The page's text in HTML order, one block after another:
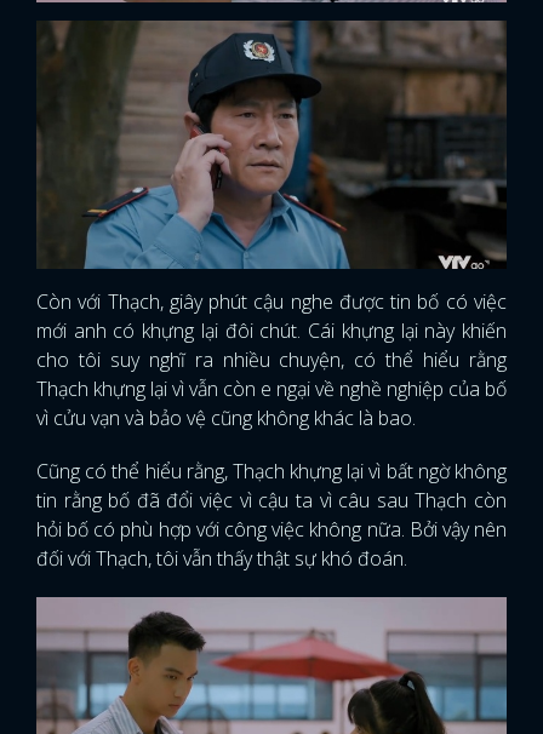
Còn với Thạch, giây phút cậu nghe được tin bố có việc
mới anh có khựng lại đôi chút. Cái khựng lại này khiến
cho tôi suy nghĩ ra nhiều chuyện, có thể hiểu rằng
Thạch khựng lại vì vẫn còn e ngại về nghề nghiệp của bố
vì cửu vạn và bảo vệ cũng không khác là bao.
Cũng có thể hiểu rằng, Thạch khựng lại vì bất ngờ không
tin rằng bố đã đổi việc vì cậu ta vì câu sau Thạch còn
hỏi bố có phù hợp với công việc không nữa. Bởi vậy nên
đối với Thạch, tôi vẫn thấy thật sự khó đoán.